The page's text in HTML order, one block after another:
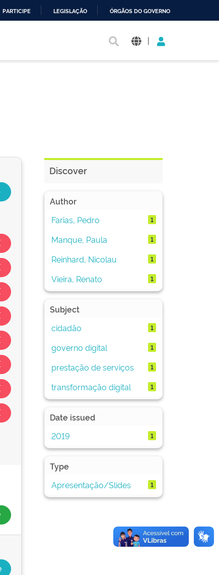
PARTICIPE LEGISLAÇÃO ÓRGÃOS DO GOVERNO
|
Discover
Author
Farias, Pedro
1
Manque, Paula 1
Reinhard, Nicolau 1
Vieira, Renato 1
Subject
cidadão
1
governo digital 1
prestação de serviços 1
transformação digital 1
Date issued
2019
1
Type
Apresentação/Slides
1